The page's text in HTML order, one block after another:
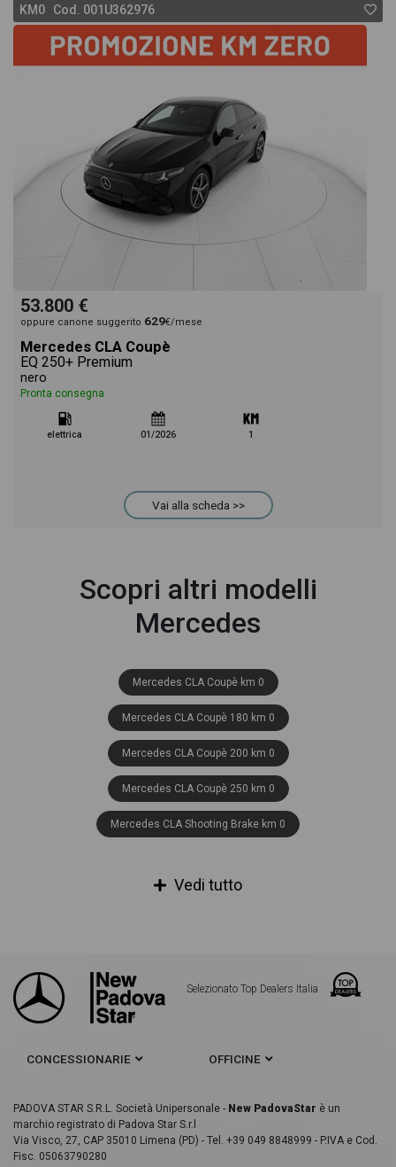
KM0 Cod. 001U362976
53.800 €
oppure canone suggerito 629€/mese
Mercedes CLA Coupè
EQ 250+ Premium
nero
Pronta consegna
elettrica 01/2026 1
Vai alla scheda >>
Scopri altri modelli
Mercedes
Mercedes CLA Coupè km 0
Mercedes CLA Coupè 180 km 0
Mercedes CLA Coupè 200 km 0
Mercedes CLA Coupè 250 km 0
Mercedes CLA Shooting Brake km 0
Mercedes CLA Shooting Brake 200 km 0
Mercedes Classe A 250 km 0
Mercedes Classe C Berlina 200 km 0
Mercedes Classe C Berlina 300 km 0
Vedi tutto
Selezionato Top Dealers Italia
CONCESSIONARIE OFFICINE
PADOVA STAR S.R.L. Società Unipersonale - New PadovaStar è un
marchio registrato di Padova Star S.r.l
Via Visco, 27, CAP 35010 Limena (PD) - Tel. +39 049 8848999 - P.IVA e Cod.
Fisc. 05063790280